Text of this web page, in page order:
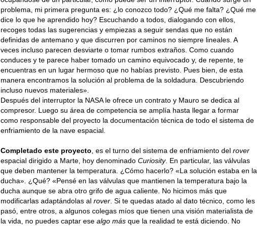
problema, mi primera pregunta es: ¿lo conozco todo? ¿Qué me falta? ¿Qué me
dice lo que he aprendido hoy? Escuchando a todos, dialogando con ellos,
recoges todas las sugerencias y empiezas a seguir sendas que no están
definidas de antemano y que discurren por caminos no siempre lineales. A
veces incluso parecen desviarte o tomar rumbos extraños. Como cuando
conduces y te parece haber tomado un camino equivocado y, de repente, te
encuentras en un lugar hermoso que no habías previsto. Pues bien, de esta
manera encontramos la solución al problema de la soldadura. Descubriendo
incluso nuevos materiales».
Después del interruptor la NASA le ofrece un contrato y Mauro se dedica al
compresor. Luego su área de competencia se amplía hasta llegar a formar
como responsable del proyecto la documentación técnica de todo el sistema de
enfriamiento de la nave espacial.
Completado este proyecto , es el turno del sistema de enfriamiento del rover
espacial dirigido a Marte, hoy denominado Curiosity. En particular, las válvulas
que deben mantener la temperatura. ¿Cómo hacerlo? «La solución estaba en la
ducha». ¿Qué? «Pensé en las válvulas que mantienen la temperatura bajo la
ducha aunque se abra otro grifo de agua caliente. No hicimos más que
modificarlas adaptándolas al rover . Si te quedas atado al dato técnico, como les
pasó, entre otros, a algunos colegas míos que tienen una visión materialista de
la vida, no puedes captar ese algo más que la realidad te está diciendo. No